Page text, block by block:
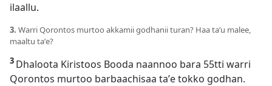
ilaallu.
3. Warri Qorontos murtoo akkamii godhanii turan? Haa taʼu malee,
maaltu taʼe?
3 Dhaloota Kiristoos Booda naannoo bara 55⁠tti warri
Qorontos murtoo barbaachisaa taʼe tokko godhan.